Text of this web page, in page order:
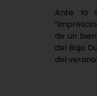
Ante la
de un
del Bajo
del